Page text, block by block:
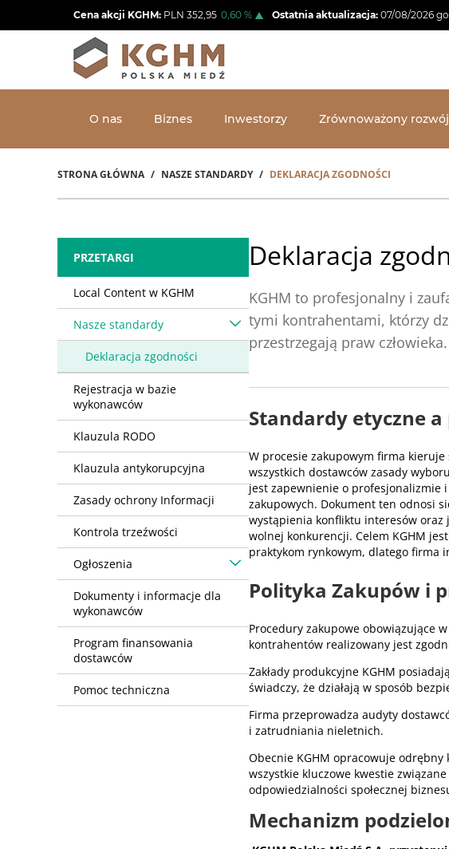
do
Cena akcji KGHM: PLN 352,95 0,60 % Ostatnia aktualizacja: 07/08/2026
O nas Biznes Inwestorzy Zrównoważony rozwój
Ścieżka
STRONA GŁÓWNA NASZE STANDARDY DEKLARACJA ZGODNOŚCI
Deklaracja
KGHM to profesjonalny i
tymi kontrahentami, którzy
przestrzegają praw człowieka.
Standardy etyczne
W procesie zakupowym firma
wszystkich dostawców zasady
jest zapewnienie o profesjonalizmie
zakupowych. Dokument ten odnosi
wystąpienia konfliktu interesów oraz
wolnej konkurencji. Celem KGHM
praktykom rynkowym, dlatego firma
Polityka Zakupów i
Procedury zakupowe obowiązujące
kontrahentów realizowany jest
Zakłady produkcyjne KGHM
świadczy, że działają w sposób
Firma przeprowadza audyty
i zatrudniania nieletnich.
Obecnie KGHM opracowuje
wszystkie kluczowe kwestie
odpowiedzialności społecznej
Mechanizm
PRZETARGI
Local Content w KGHM
Nasze standardy
Deklaracja zgodności
Rejestracja w bazie
wykonawców
Klauzula RODO
Klauzula antykorupcyjna
Zasady ochrony Informacji
Kontrola trzeźwości
Ogłoszenia
Dokumenty i informacje dla
wykonawców
Program finansowania
dostawców
Pomoc techniczna